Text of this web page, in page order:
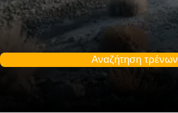
Αναζήτηση τρένων